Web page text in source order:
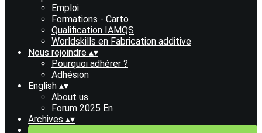
Emploi
Formations - Carto
Qualification IAMQS
Worldskills en Fabrication additive
Nous rejoindre ▴▾
Pourquoi adhérer ?
Adhésion
English ▴▾
About us
Forum 2025 En
Archives ▴▾